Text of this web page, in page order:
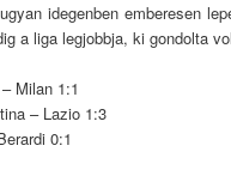
idegenben emberesen
a liga legjobbja, ki gondolta
Milan 1:1
– Lazio 1:3
0:1